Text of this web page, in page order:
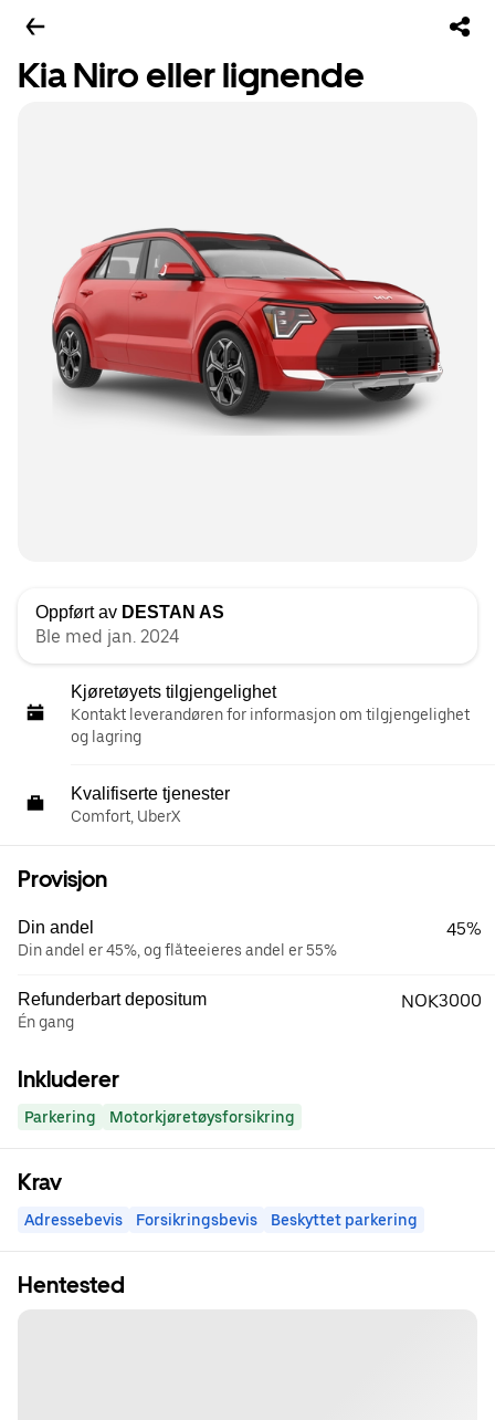
Kia Niro eller lignende
Oppført av DESTAN AS
Ble med jan. 2024
Kjøretøyets tilgjengelighet
Kontakt leverandøren for informasjon om tilgjengelighet
og lagring
Kvalifiserte tjenester
Comfort, UberX
Provisjon
Din andel
Din andel er 45%, og flåteeieres andel er 55%
45%
Refunderbart depositum
Én gang
NOK3000
Inkluderer
Parkering Motorkjøretøysforsikring
Krav
Adressebevis Forsikringsbevis Beskyttet parkering
Hentested